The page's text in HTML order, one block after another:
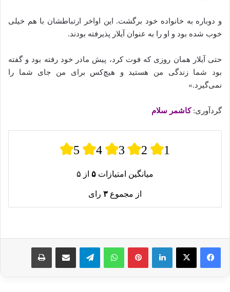
و دوباره به خانواده خود برگشت. این اواخر ارتباطشان با هم خیلی
خوب شده‌‌‌‌ بود و او را به عنوان آیلار پذیرفته‌ بودند.
حتی آیلار همان روزی که فوت کرد، پیش مادر خود رفته‌ بود و گفته‌
بود شما زندگی من هستید و هیچ‌کس برای من جای شما را
نمی‌گیرد.»
گردآوری:کاشمر سلام
5 4 3 2 1
میانگین امتیازات ۵ از ۵
از مجموع ۳ رای
لینکدین پینترستواتس آپ تلگرام اشتراک گذاری از طریق ایمیل چاپ